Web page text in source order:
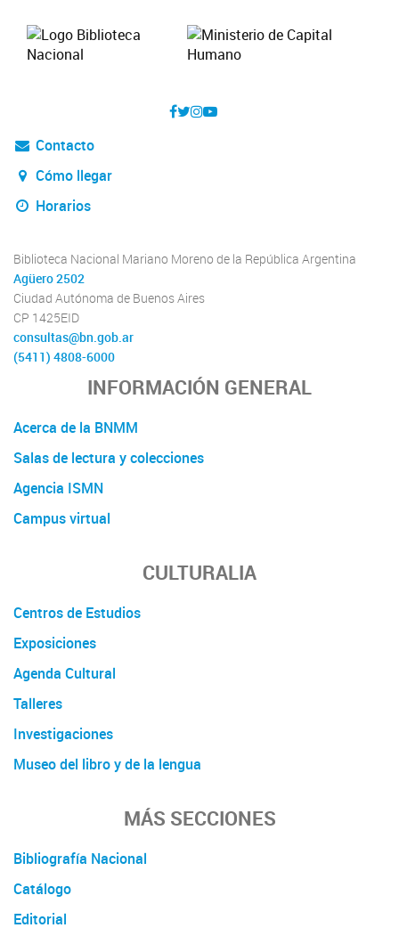
Contacto
Cómo llegar
Horarios
Biblioteca Nacional Mariano Moreno de la República Argentina
Agüero 2502
Ciudad Autónoma de Buenos Aires
CP 1425EID
consultas@bn.gob.ar
(5411) 4808-6000
INFORMACIÓN GENERAL
Acerca de la BNMM
Salas de lectura y colecciones
Agencia ISMN
Campus virtual
CULTURALIA
Centros de Estudios
Exposiciones
Agenda Cultural
Talleres
Investigaciones
Museo del libro y de la lengua
MÁS SECCIONES
Bibliografía Nacional
Catálogo
Editorial